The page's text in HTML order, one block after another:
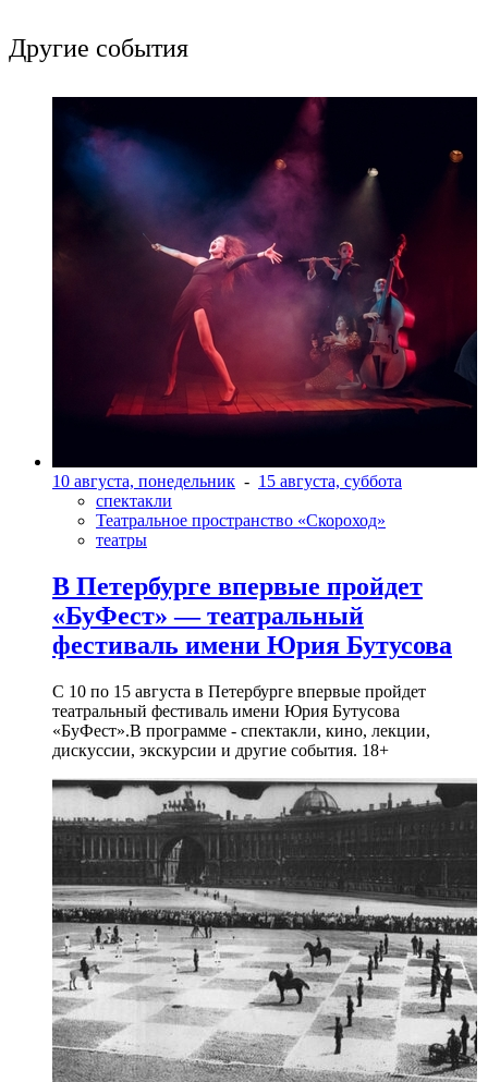
Другие события
10 августа, понедельник - 15 августа, суббота
спектакли
Театральное пространство «Скороход»
театры
В Петербурге впервые пройдет
«БуФест» — театральный
фестиваль имени Юрия Бутусова
С 10 по 15 августа в Петербурге впервые пройдет
театральный фестиваль имени Юрия Бутусова
«БуФест».В программе - спектакли, кино, лекции,
дискуссии, экскурсии и другие события. 18+